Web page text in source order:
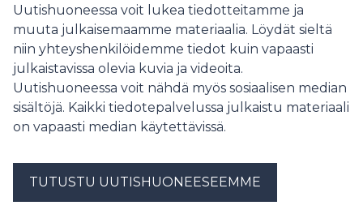
alkusammutuksella ennen pelastuslaitoksen
saapumista. Pelastuslaitoksen tehtäväksi jäi tilojen
varmistus. Lisätietoja: päivystävältä palomestarilta puh.
0500 542 112
Uutishuoneessa voit lukea tiedotteitamme ja
muuta julkaisemaamme materiaalia. Löydät sieltä
niin yhteyshenkilöidemme tiedot kuin vapaasti
julkaistavissa olevia kuvia ja videoita.
Uutishuoneessa voit nähdä myös sosiaalisen median
sisältöjä. Kaikki tiedotepalvelussa julkaistu materiaali
on vapaasti median käytettävissä.
TUTUSTU UUTISHUONEESEEMME